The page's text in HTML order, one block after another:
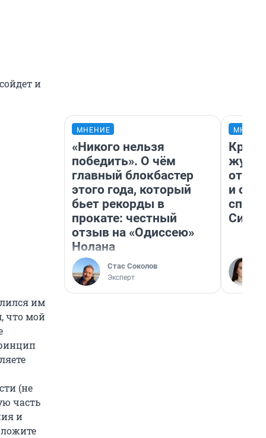
и
им
что мой
(не
часть
и
МНЕНИЕ
«Никого нельзя
победить». О чём
главный блокбастер
этого года, который
бьет рекорды в
прокате: честный
отзыв на «Одиссею»
Нолана
Стас Соколов
Эксперт
и